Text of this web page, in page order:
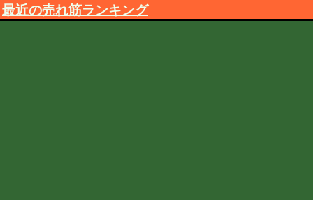
最近の売れ筋ランキング